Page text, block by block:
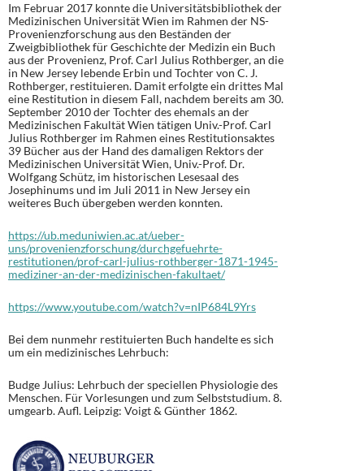
Im Februar 2017 konnte die Universitätsbibliothek der
Medizinischen Universität Wien im Rahmen der NS-
Provenienzforschung aus den Beständen der
Zweigbibliothek für Geschichte der Medizin ein Buch
aus der Provenienz, Prof. Carl Julius Rothberger, an die
in New Jersey lebende Erbin und Tochter von C. J.
Rothberger, restituieren. Damit erfolgte ein drittes Mal
eine Restitution in diesem Fall, nachdem bereits am 30.
September 2010 der Tochter des ehemals an der
Medizinischen Fakultät Wien tätigen Univ.-Prof. Carl
Julius Rothberger im Rahmen eines Restitutionsaktes
39 Bücher aus der Hand des damaligen Rektors der
Medizinischen Universität Wien, Univ.-Prof. Dr.
Wolfgang Schütz, im historischen Lesesaal des
Josephinums und im Juli 2011 in New Jersey ein
weiteres Buch übergeben werden konnten.
https://ub.meduniwien.ac.at/ueber-
uns/provenienzforschung/durchgefuehrte-
restitutionen/prof-carl-julius-rothberger-1871-1945-
mediziner-an-der-medizinischen-fakultaet/
https://www.youtube.com/watch?v=nIP684L9Yrs
Bei dem nunmehr restituierten Buch handelte es sich
um ein medizinisches Lehrbuch:
Budge Julius: Lehrbuch der speciellen Physiologie des
Menschen. Für Vorlesungen und zum Selbststudium. 8.
umgearb. Aufl. Leipzig: Voigt & Günther 1862.